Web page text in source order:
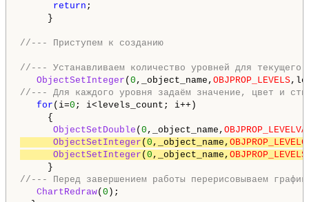
return ;
}
//--- Приступем к созданию
//--- Устанавливаем количество уровней для текущего
ObjectSetInteger ( 0 ,_object_name, OBJPROP_LEVELS
//--- Для каждого уровня задаём значение, цвет и
for (i=0 ; i<levels_count; i++)
{
ObjectSetDouble ( 0 ,_object_name,
ObjectSetInteger ( 0 ,_object_name,
ObjectSetInteger ( 0 ,_object_name,
//--- Перед завершением работы перерисовываем график
ChartRedraw( 0 );